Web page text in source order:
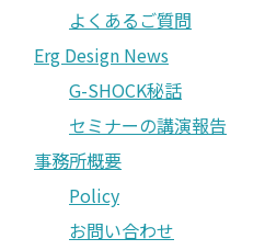
よくあるご質問
Erg Design News
G-SHOCK秘話
セミナーの講演報告
事務所概要
Policy
お問い合わせ